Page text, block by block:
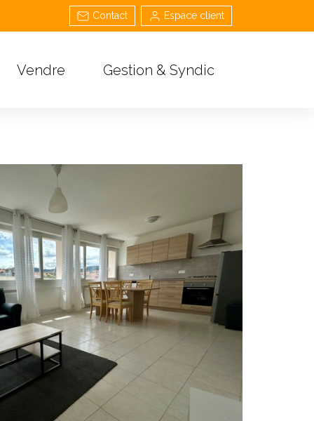
Contact Espace client
Vendre Gestion & Syndic